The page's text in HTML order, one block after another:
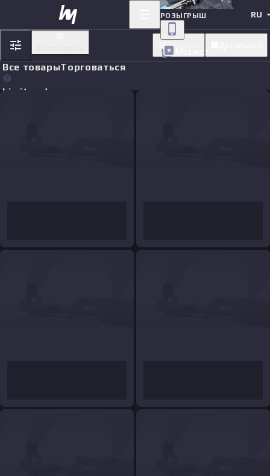
РОЗЫГРЫШ
Маркет
RU
Простой
Все товарыТорговаться
Limit orders